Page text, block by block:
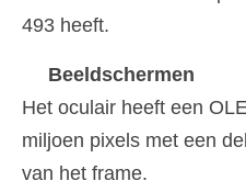
493 heeft.
Beeldschermen
Het oculair heeft een
miljoen pixels met een
van het frame.